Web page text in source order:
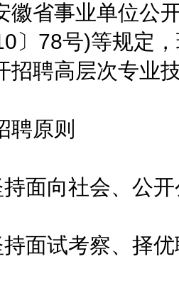
徽省事业单位公
〕78号)等规定
招聘高层次专业
原则
向社会、公开
试考察、择优